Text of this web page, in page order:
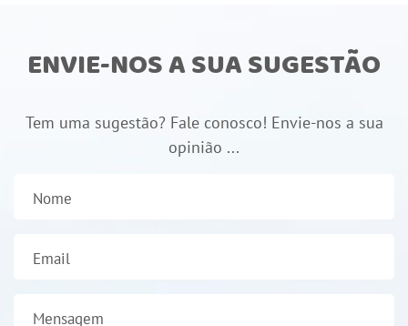
ENVIE-NOS A SUA SUGESTÃO
Tem uma sugestão? Fale conosco! Envie-nos a sua
opinião ...
Nome
Email
Mensagem